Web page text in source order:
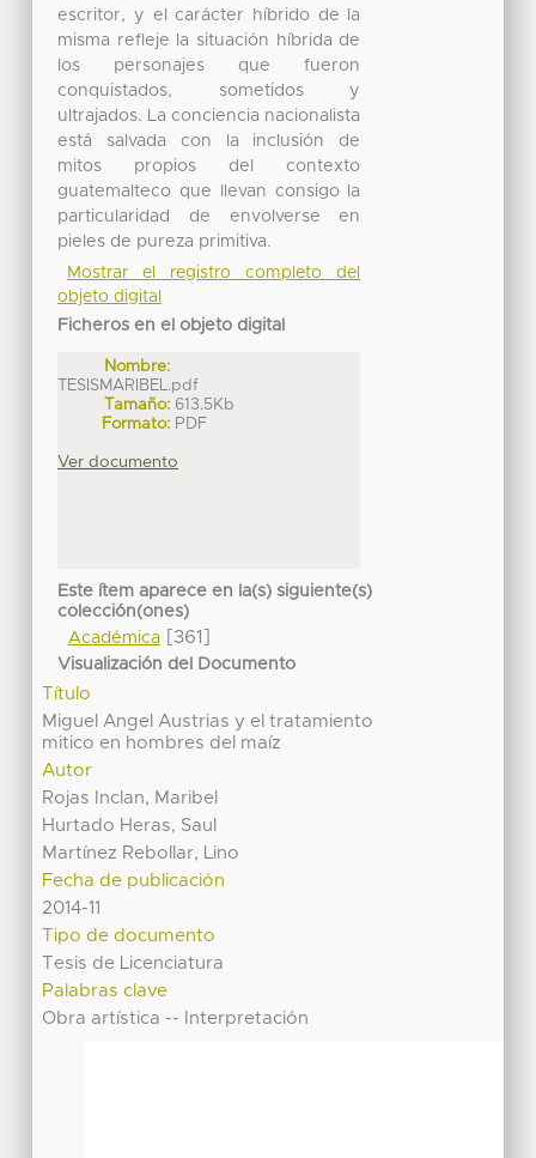
escritor, y el carácter híbrido de la
misma refleje la situación híbrida de
los personajes que fueron
conquistados, sometidos y
ultrajados. La conciencia nacionalista
está salvada con la inclusión de
mitos propios del contexto
guatemalteco que llevan consigo la
particularidad de envolverse en
pieles de pureza primitiva.
Mostrar el registro completo del
objeto digital
Ficheros en el objeto digital
Nombre:
TESISMARIBEL.pdf
Tamaño: 613.5Kb
Formato: PDF
Ver documento
Este ítem aparece en la(s) siguiente(s)
colección(ones)
Académica[361]
Visualización del Documento
Título
Miguel Angel Austrias y el tratamiento
mitico en hombres del maíz
Autor
Rojas Inclan, Maribel
Hurtado Heras, Saul
Martínez Rebollar, Lino
Fecha de publicación
2014-11
Tipo de documento
Tesis de Licenciatura
Palabras clave
Obra artística -- Interpretación